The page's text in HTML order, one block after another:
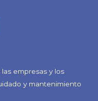
empresas y los
y mantenimiento